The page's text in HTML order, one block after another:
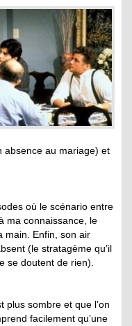
absence au mariage) et
où le scénario entre
ma connaissance, le
main. Enfin, son air
(le stratagème qu’il
se doutent de rien).
plus sombre et que l’on
facilement qu’une